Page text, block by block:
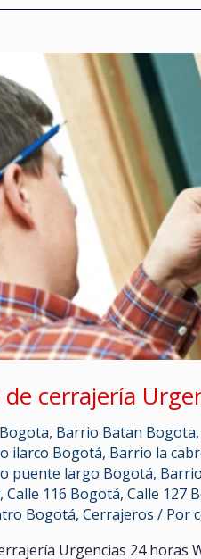
A
p
p
n
g
e
r
g
a
t
r
de cerrajería
, Barrio Batan Bogota,
ilarco Bogotá, Barrio la
puente largo Bogotá,
, Calle 116 Bogotá, Calle 127
Bogotá, Cerrajeros / Por
Urgencias 24 horas